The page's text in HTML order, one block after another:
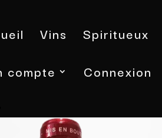
Vins Spiritueux
compte
Connexion